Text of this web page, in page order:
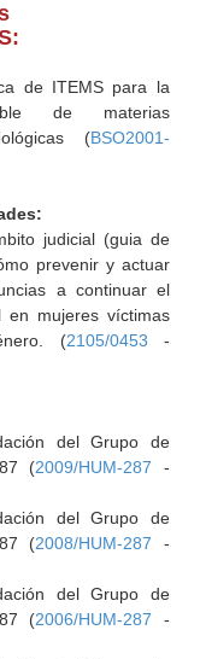
de ITEMS para la
de materias
(BSO2001-
judicial (guia de
prevenir y actuar
a continuar el
en mujeres víctimas
(2105/0453 -
del Grupo de
(2009/HUM-287 -
del Grupo de
(2008/HUM-287 -
del Grupo de
(2006/HUM-287 -